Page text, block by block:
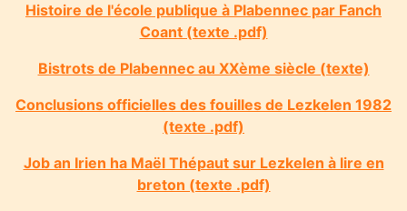
Histoire de l'école publique à Plabennec par Fanch
Coant (texte .pdf)
Bistrots de Plabennec au XXème siècle (texte)
Conclusions officielles des fouilles de Lezkelen 1982
(texte .pdf)
Job an Irien ha Maël Thépaut sur Lezkelen à lire en
breton (texte .pdf)